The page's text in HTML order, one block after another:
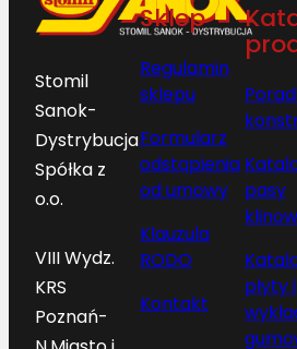
Stomil
Sanok-
Dystrybucja
Spółka z
o.o.
VIII Wydz.
KRS
Poznań-
Sklep
Regulamin
sklepu
Formularz
odstąpienia
od umowy
Klauzula
RODO
Kontakt
pasy
płyty i